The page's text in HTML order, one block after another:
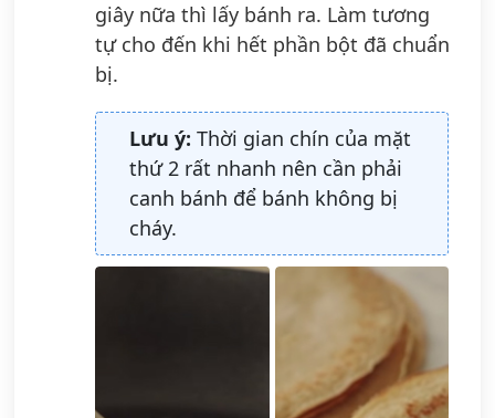
giây nữa thì lấy bánh ra. Làm tương
tự cho đến khi hết phần bột đã chuẩn
bị.
Lưu ý: Thời gian chín của mặt
thứ 2 rất nhanh nên cần phải
canh bánh để bánh không bị
cháy.